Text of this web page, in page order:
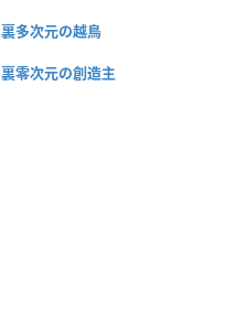
裏多次元の越鳥
裏零次元の創造主